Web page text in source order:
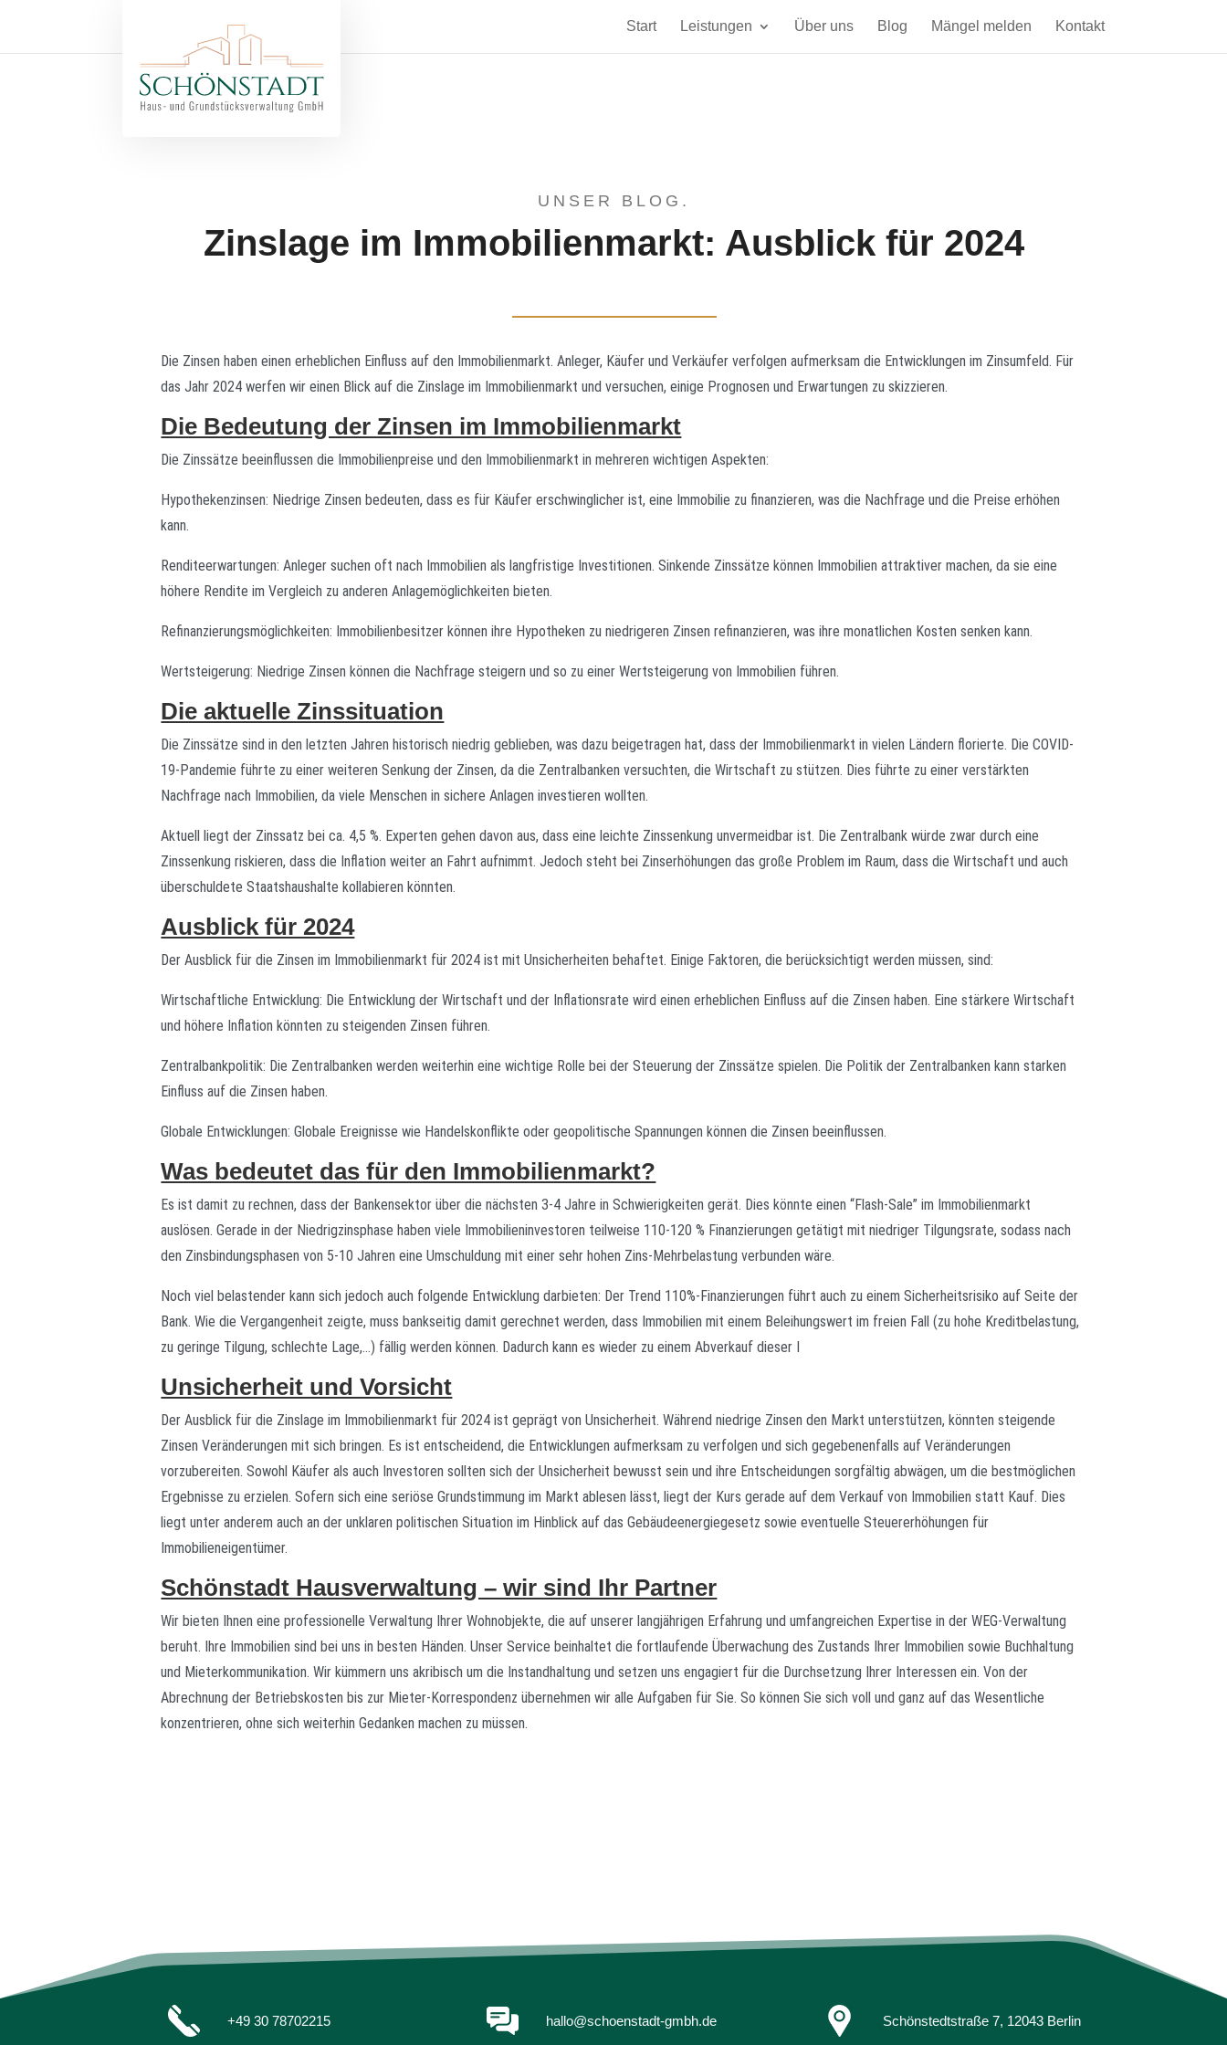
Start Leistungen Über uns Blog Mängel melden Kontakt
UNSER BLOG.
Zinslage im Immobilienmarkt: Ausblick für 2024
Die Zinsen haben einen erheblichen Einfluss auf den Immobilienmarkt. Anleger, Käufer und Verkäufer verfolgen aufmerksam die Entwicklungen im Zinsumfeld. Für
das Jahr 2024 werfen wir einen Blick auf die Zinslage im Immobilienmarkt und versuchen, einige Prognosen und Erwartungen zu skizzieren.
Die Bedeutung der Zinsen im Immobilienmarkt
Die Zinssätze beeinflussen die Immobilienpreise und den Immobilienmarkt in mehreren wichtigen Aspekten:
Hypothekenzinsen: Niedrige Zinsen bedeuten, dass es für Käufer erschwinglicher ist, eine Immobilie zu finanzieren, was die Nachfrage und die Preise erhöhen
kann.
Renditeerwartungen: Anleger suchen oft nach Immobilien als langfristige Investitionen. Sinkende Zinssätze können Immobilien attraktiver machen, da sie eine
höhere Rendite im Vergleich zu anderen Anlagemöglichkeiten bieten.
Refinanzierungsmöglichkeiten: Immobilienbesitzer können ihre Hypotheken zu niedrigeren Zinsen refinanzieren, was ihre monatlichen Kosten senken kann.
Wertsteigerung: Niedrige Zinsen können die Nachfrage steigern und so zu einer Wertsteigerung von Immobilien führen.
Die aktuelle Zinssituation
Die Zinssätze sind in den letzten Jahren historisch niedrig geblieben, was dazu beigetragen hat, dass der Immobilienmarkt in vielen Ländern florierte. Die COVID-
19-Pandemie führte zu einer weiteren Senkung der Zinsen, da die Zentralbanken versuchten, die Wirtschaft zu stützen. Dies führte zu einer verstärkten
Nachfrage nach Immobilien, da viele Menschen in sichere Anlagen investieren wollten.
Aktuell liegt der Zinssatz bei ca. 4,5 %. Experten gehen davon aus, dass eine leichte Zinssenkung unvermeidbar ist. Die Zentralbank würde zwar durch eine
Zinssenkung riskieren, dass die Inflation weiter an Fahrt aufnimmt. Jedoch steht bei Zinserhöhungen das große Problem im Raum, dass die Wirtschaft und auch
überschuldete Staatshaushalte kollabieren könnten.
Ausblick für 2024
Der Ausblick für die Zinsen im Immobilienmarkt für 2024 ist mit Unsicherheiten behaftet. Einige Faktoren, die berücksichtigt werden müssen, sind:
Wirtschaftliche Entwicklung: Die Entwicklung der Wirtschaft und der Inflationsrate wird einen erheblichen Einfluss auf die Zinsen haben. Eine stärkere Wirtschaft
und höhere Inflation könnten zu steigenden Zinsen führen.
Zentralbankpolitik: Die Zentralbanken werden weiterhin eine wichtige Rolle bei der Steuerung der Zinssätze spielen. Die Politik der Zentralbanken kann starken
Einfluss auf die Zinsen haben.
Globale Entwicklungen: Globale Ereignisse wie Handelskonflikte oder geopolitische Spannungen können die Zinsen beeinflussen.
Was bedeutet das für den Immobilienmarkt?
Es ist damit zu rechnen, dass der Bankensektor über die nächsten 3-4 Jahre in Schwierigkeiten gerät. Dies könnte einen “Flash-Sale” im Immobilienmarkt
auslösen. Gerade in der Niedrigzinsphase haben viele Immobilieninvestoren teilweise 110-120 % Finanzierungen getätigt mit niedriger Tilgungsrate, sodass nach
den Zinsbindungsphasen von 5-10 Jahren eine Umschuldung mit einer sehr hohen Zins-Mehrbelastung verbunden wäre.
Noch viel belastender kann sich jedoch auch folgende Entwicklung darbieten: Der Trend 110%-Finanzierungen führt auch zu einem Sicherheitsrisiko auf Seite der
Bank. Wie die Vergangenheit zeigte, muss bankseitig damit gerechnet werden, dass Immobilien mit einem Beleihungswert im freien Fall (zu hohe Kreditbelastung,
zu geringe Tilgung, schlechte Lage,…) fällig werden können. Dadurch kann es wieder zu einem Abverkauf dieser I
Unsicherheit und Vorsicht
Der Ausblick für die Zinslage im Immobilienmarkt für 2024 ist geprägt von Unsicherheit. Während niedrige Zinsen den Markt unterstützen, könnten steigende
Zinsen Veränderungen mit sich bringen. Es ist entscheidend, die Entwicklungen aufmerksam zu verfolgen und sich gegebenenfalls auf Veränderungen
vorzubereiten. Sowohl Käufer als auch Investoren sollten sich der Unsicherheit bewusst sein und ihre Entscheidungen sorgfältig abwägen, um die bestmöglichen
Ergebnisse zu erzielen. Sofern sich eine seriöse Grundstimmung im Markt ablesen lässt, liegt der Kurs gerade auf dem Verkauf von Immobilien statt Kauf. Dies
liegt unter anderem auch an der unklaren politischen Situation im Hinblick auf das Gebäudeenergiegesetz sowie eventuelle Steuererhöhungen für
Immobilieneigentümer.
Schönstadt Hausverwaltung – wir sind Ihr Partner
Wir bieten Ihnen eine professionelle Verwaltung Ihrer Wohnobjekte, die auf unserer langjährigen Erfahrung und umfangreichen Expertise in der WEG-Verwaltung
beruht. Ihre Immobilien sind bei uns in besten Händen. Unser Service beinhaltet die fortlaufende Überwachung des Zustands Ihrer Immobilien sowie Buchhaltung
und Mieterkommunikation. Wir kümmern uns akribisch um die Instandhaltung und setzen uns engagiert für die Durchsetzung Ihrer Interessen ein. Von der
Abrechnung der Betriebskosten bis zur Mieter-Korrespondenz übernehmen wir alle Aufgaben für Sie. So können Sie sich voll und ganz auf das Wesentliche
konzentrieren, ohne sich weiterhin Gedanken machen zu müssen.
+49 30 78702215 hallo@schoenstadt-gmbh.de Schönstedtstraße 7, 12043 Berlin